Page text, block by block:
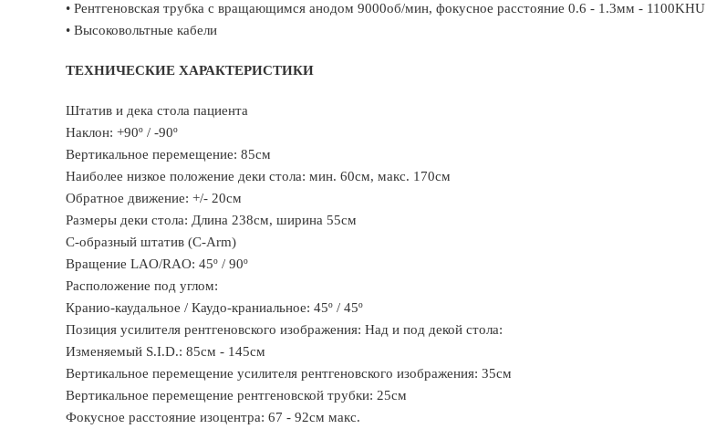
• Рентгеновская трубка с вращающимся анодом 9000об/мин, фокусное расстояние 0.6 - 1.3мм - 1100KHU
• Высоковольтные кабели
ТЕХНИЧЕСКИЕ ХАРАКТЕРИСТИКИ
Штатив и дека стола пациента
Наклон: +90º / -90º
Вертикальное перемещение: 85см
Наиболее низкое положение деки стола: мин. 60см, макс. 170см
Обратное движение: +/- 20см
Размеры деки стола: Длина 238см, ширина 55см
С-образный штатив (C-Arm)
Вращение LAO/RAO: 45º / 90º
Расположение под углом:
Кранио-каудальное / Каудо-краниальное: 45º / 45º
Позиция усилителя рентгеновского изображения: Над и под декой стола:
Изменяемый S.I.D.: 85см - 145см
Вертикальное перемещение усилителя рентгеновского изображения: 35см
Вертикальное перемещение рентгеновской трубки: 25см
Фокусное расстояние изоцентра: 67 - 92см макс.